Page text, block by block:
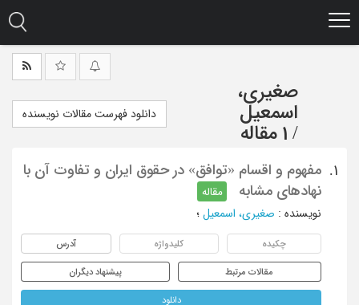
صغیری،
اسمعیل
/ 1 مقاله
دانلود فهرست مقالات نویسنده
1.
مفهوم و اقسام «توافق» در حقوق ایران و تفاوت آن با
نهادهای مشابه
مقاله
نویسنده : صغیری، اسمعیل ؛
چکیده کلیدواژه آدرس
مقالات مرتبط پیشنهاد دیگران
دانلود